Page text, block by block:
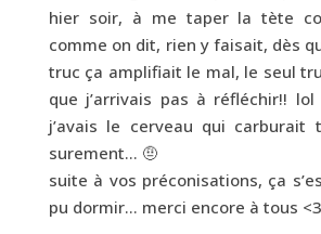
hier soir, à me taper la tète
comme on dit, rien y faisait, dès
truc ça amplifiait le mal, le seul
que j’arrivais pas à réfléchir!!
j’avais le cerveau qui carburait
surement… 🤨
suite à vos préconisations, ça
pu dormir… merci encore à tous <3